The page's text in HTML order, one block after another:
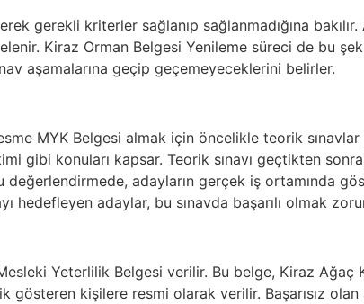
gerekli kriterler sağlanıp sağlanmadığına
Kiraz Orman Belgesi Yenileme süreci de bu
aşamalarına geçip geçemeyeceklerini belirler.
MYK Belgesi almak için öncelikle teorik sınavlar
gibi konuları kapsar. Teorik sınavı geçtikten
adayların gerçek iş ortamında
adaylar, bu sınavda başarılı olmak
Yeterlilik Belgesi verilir. Bu belge, Kiraz Ağaç
gösteren kişilere resmi olarak verilir. Başarısız